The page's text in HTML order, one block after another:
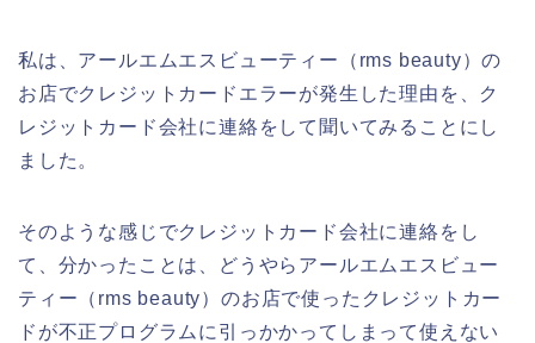
私は、アールエムエスビューティー（rms beauty）の
お店でクレジットカードエラーが発生した理由を、ク
レジットカード会社に連絡をして聞いてみることにし
ました。
そのような感じでクレジットカード会社に連絡をし
て、分かったことは、どうやらアールエムエスビュー
ティー（rms beauty）のお店で使ったクレジットカー
ドが不正プログラムに引っかかってしまって使えない